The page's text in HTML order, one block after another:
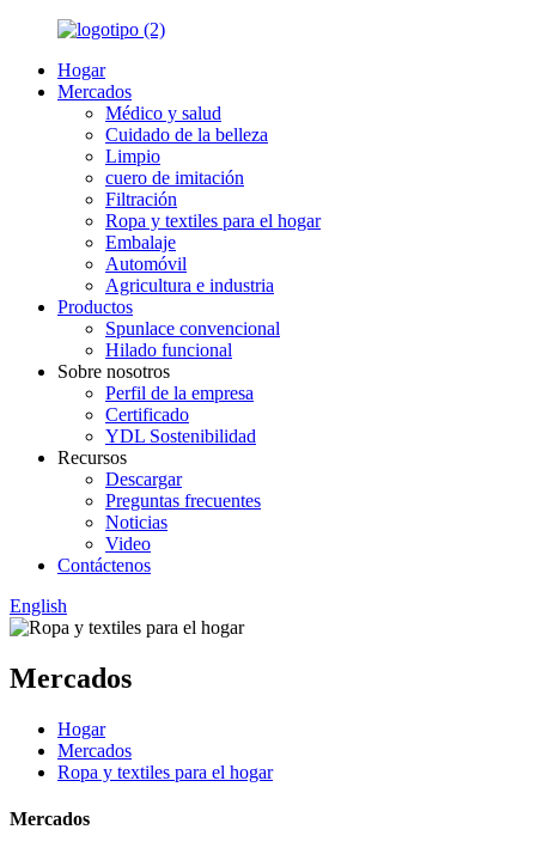
Hogar
Mercados
Médico y salud
Cuidado de la belleza
Limpio
cuero de imitación
Filtración
Ropa y textiles para el hogar
Embalaje
Automóvil
Agricultura e industria
Productos
Spunlace convencional
Hilado funcional
Sobre nosotros
Perfil de la empresa
Certificado
YDL Sostenibilidad
Recursos
Descargar
Preguntas frecuentes
Noticias
Video
Contáctenos
English
Mercados
Hogar
Mercados
Ropa y textiles para el hogar
Mercados